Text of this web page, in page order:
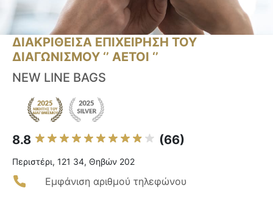
ΔΙΑΚΡΙΘΕΙΣΑ ΕΠΙΧΕΙΡΗΣΗ ΤΟΥ
ΔΙΑΓΩΝΙΣΜΟΥ ‘’ ΑΕΤΟΙ ‘’
NEW LINE BAGS
8.8 (66)
Περιστέρι, 121 34, Θηβών 202
Εμφάνιση αριθμού τηλεφώνου